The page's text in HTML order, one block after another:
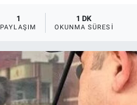
1
PAYLAŞIM
1 DK
OKUNMA SÜRESI